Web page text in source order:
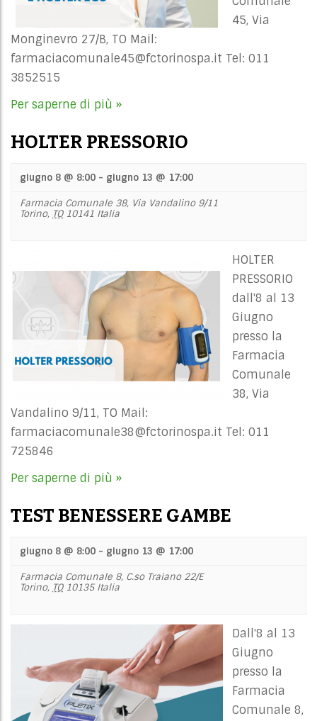
45, Via
Monginevro 27/B, TO Mail:
farmaciacomunale45@fctorinospa.it Tel: 011
3852515
Per saperne di più »
HOLTER PRESSORIO
giugno 8 @ 8:00 - giugno 13 @ 17:00
Farmacia Comunale 38, Via Vandalino 9/11
Torino, TO 10141 Italia
HOLTER
PRESSORIO
dall'8 al 13
Giugno
presso la
Farmacia
Comunale
38, Via
Vandalino 9/11, TO Mail:
farmaciacomunale38@fctorinospa.it Tel: 011
725846
Per saperne di più »
TEST BENESSERE GAMBE
giugno 8 @ 8:00 - giugno 13 @ 17:00
Farmacia Comunale 8, C.so Traiano 22/E
Torino, TO 10135 Italia
Dall'8 al 13
Giugno
presso la
Farmacia
Comunale 8,